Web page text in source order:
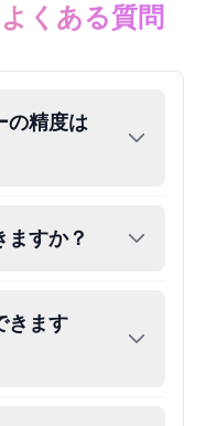
くある質問
の精度は
ますか？
きます